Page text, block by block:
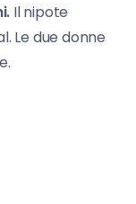
Il nipote
Le due donne